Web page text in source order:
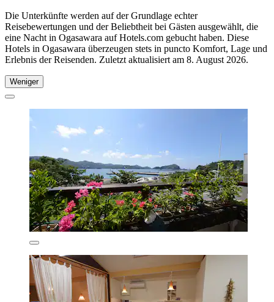
Die Unterkünfte werden auf der Grundlage echter
Reisebewertungen und der Beliebtheit bei Gästen ausgewählt, die
eine Nacht in Ogasawara auf Hotels.com gebucht haben. Diese
Hotels in Ogasawara überzeugen stets in puncto Komfort, Lage und
Erlebnis der Reisenden. Zuletzt aktualisiert am 8. August 2026.
Weniger